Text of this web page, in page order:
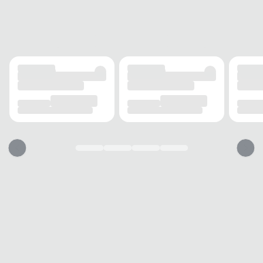
SOLADO
MATERIAL
ADERÊNCIA
Alta
AMORTECIMENTO
FORRO
MATERIAL